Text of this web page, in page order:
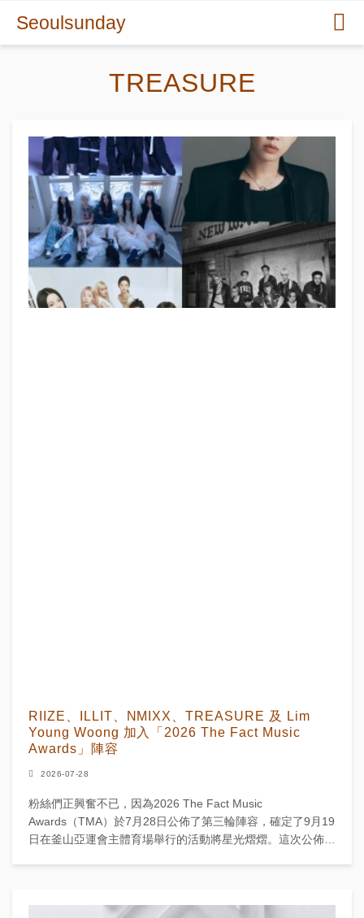
Seoulsunday
TREASURE
RIIZE、ILLIT、NMIXX、TREASURE 及 Lim
Young Woong 加入「2026 The Fact Music
Awards」陣容
2026-07-28
粉絲們正興奮不已，因為2026 The Fact Music
Awards（TMA）於7月28日公佈了第三輪陣容，確定了9月19
日在釜山亞運會主體育場舉行的活動將星光熠熠。這次公佈確